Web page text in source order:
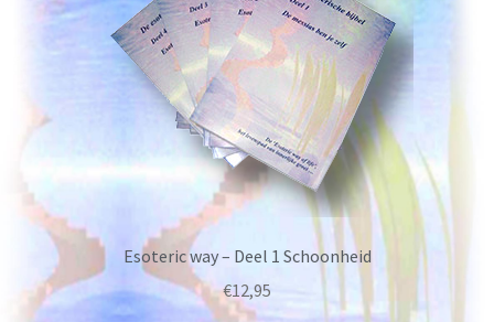
Esoteric way – Deel 1 Schoonheid
€12,95